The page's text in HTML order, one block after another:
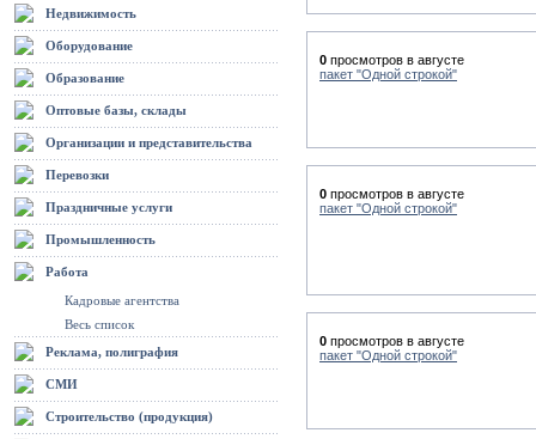
Недвижимость
Оборудование
Образование
Оптовые базы, склады
Организации и представительства
Перевозки
Праздничные услуги
Промышленность
Работа
Кадровые агентства
Весь список
Реклама, полиграфия
СМИ
Строительство (продукция)
0 просмотров в августе
пакет "Одной строкой"
0 просмотров в августе
пакет "Одной строкой"
0 просмотров в августе
пакет "Одной строкой"